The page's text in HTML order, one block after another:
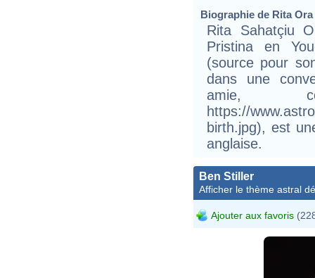
Biographie de Rita
Rita Sahatçiu
Pristina en
(source pour
dans une
amie,
https://
birth.jpg), est
anglaise.
Ben Stiller
Afficher le thème astral
Ajouter aux favoris